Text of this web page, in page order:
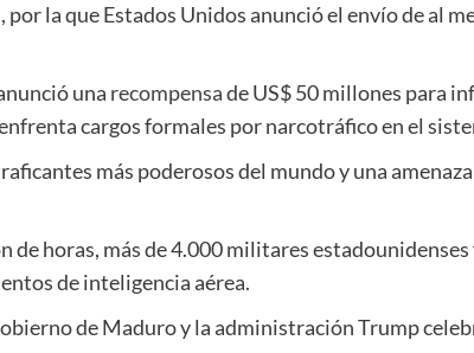
la que Estados Unidos anunció el envío de al
una recompensade US$ 50 millones para
cargos formales por narcotráfico en el
más poderosos del mundo y una
de horas, más de 4.000 militares
de inteligencia aérea.
de Maduro y la administración Trump